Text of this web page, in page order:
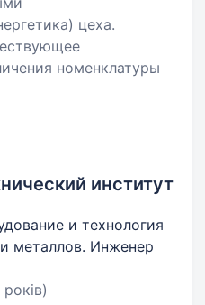
цеха.
номенклатуры
институт
и технология
металлов. Инженер
років)